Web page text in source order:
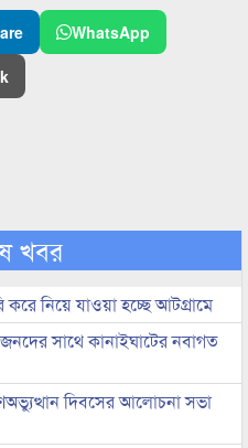
WhatsApp
খবর
নিয়ে যাওয়া হচ্ছে আটগ্রামে
সাথে কানাইঘাটের নবাগত
দিবসের আলোচনা সভা